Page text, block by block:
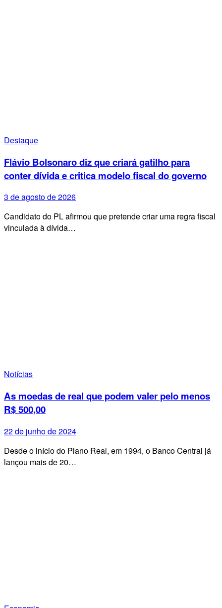
Destaque
Flávio Bolsonaro diz que criará gatilho para
conter dívida e critica modelo fiscal do governo
3 de agosto de 2026
Candidato do PL afirmou que pretende criar uma regra fiscal
vinculada à dívida…
Notícias
As moedas de real que podem valer pelo menos
R$ 500,00
22 de junho de 2024
Desde o início do Plano Real, em 1994, o Banco Central já
lançou mais de 20…